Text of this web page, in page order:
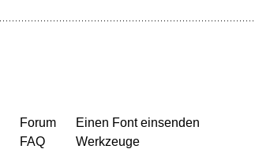
Forum
FAQ
Einen Font einsenden
Werkzeuge